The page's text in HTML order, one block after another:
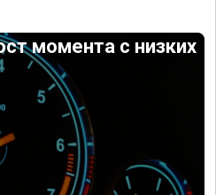
момента с низких